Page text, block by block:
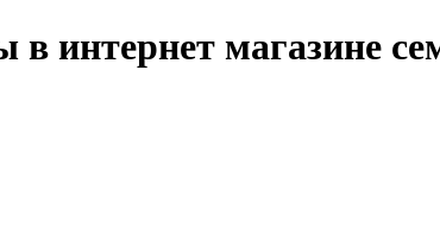
в интернет магазине